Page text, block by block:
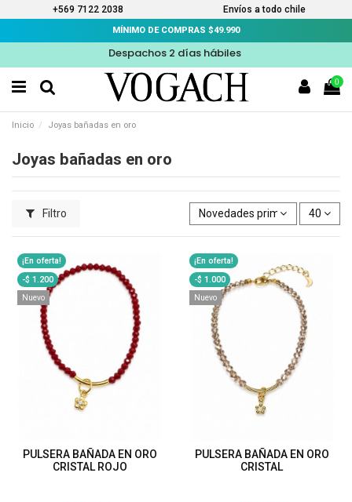
+569 7122 2038 Envíos a todo chile
MÍNIMO DE COMPRAS $49.990
Despachos 2 días hábiles
0
Inicio Joyas bañadas en oro
Joyas bañadas en oro
Filtro Novedades primero 40
¡En oferta!
-$ 1.200
Nuevo
PULSERA BAÑADA EN ORO
CRISTAL ROJO
¡En oferta!
-$ 1.000
Nuevo
PULSERA BAÑADA EN ORO
CRISTAL